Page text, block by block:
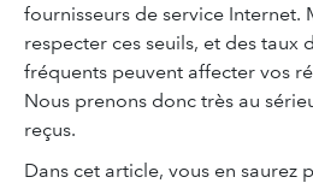
fournisseurs de service Internet.
respecter ces seuils, et des taux
fréquents peuvent affecter vos
Nous prenons donc très au
reçus.
Dans cet article, vous en saurez